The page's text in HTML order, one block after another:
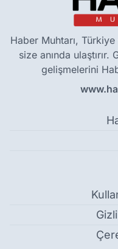
Haber Muhtarı,
size anında
gelişmelerini